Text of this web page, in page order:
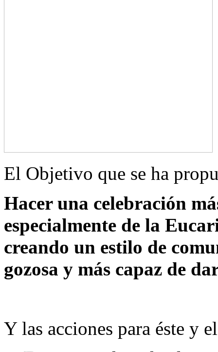
El Objetivo que se ha
Hacer una celebración
especialmente de la
creando un estilo de
gozosa y más capaz de
Y las acciones para éste y